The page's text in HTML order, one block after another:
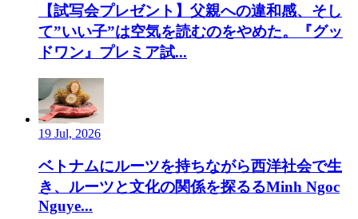
【試写会プレゼント】父親への違和感、そし
て”いい子”は空気を読むのをやめた。『グッ
ドワン』プレミア試...
19 Jul, 2026
ベトナムにルーツを持ちながら西洋社会で生
き、ルーツと文化の関係を探るるMinh Ngoc
Nguye...